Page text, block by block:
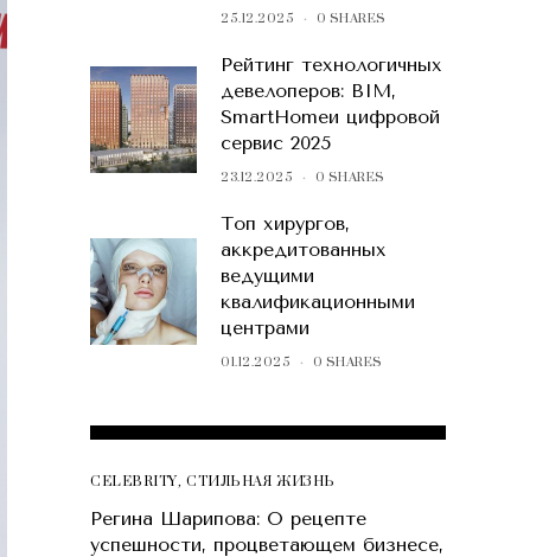
25.12.2025 0 SHARES
Рейтинг технологичных
девелоперов: BIM,
SmartHomeи цифровой
сервис 2025
23.12.2025 0 SHARES
Топ хирургов,
аккредитованных
ведущими
квалификационными
центрами
01.12.2025 0 SHARES
CELEBRITY,СТИЛЬНАЯ ЖИЗНЬ
Регина Шарипова: О рецепте
успешности, процветающем бизнесе,